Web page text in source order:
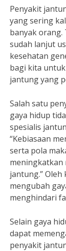
Penyakit
yang sering
banyak orang.
sudah lanjut
kesehatan
bagi kita
jantung yang
Salah satu
gaya hidup
spesialis
“Kebiasaan
serta pola
meningkatkan
jantung.”
mengubah
menghindari
Selain gaya
dapat
penyakit